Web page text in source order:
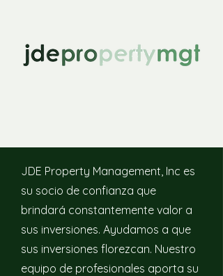
JDE Property Management, Inc es
su socio de confianza que
brindará constantemente valor a
sus inversiones. Ayudamos a que
sus inversiones florezcan. Nuestro
equipo de profesionales aporta su